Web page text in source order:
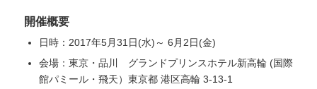
開催概要
日時：2017年5月31日(水)～ 6月2日(金)
会場：東京・品川 グランドプリンスホテル新高輪 (国際
館パミール・飛天）東京都 港区高輪 3-13-1